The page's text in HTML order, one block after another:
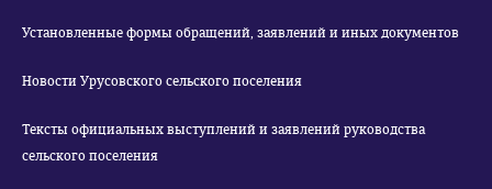
Установленные формы обращений, заявлений и иных документов
Новости Урусовского сельского поселения
Тексты официальных выступлений и заявлений руководства
сельского поселения